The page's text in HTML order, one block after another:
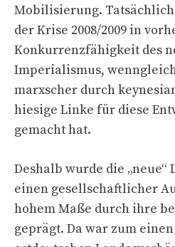
Mobilisierung.
der Krise 2008/2009 in
Konkurrenzfähigkeit des
Imperialismus,
marxscher durch
hiesige Linke für diese
gemacht hat.
Deshalb wurde die
einen gesellschaftlicher
hohem Maße durch ihre
geprägt. Da war zum